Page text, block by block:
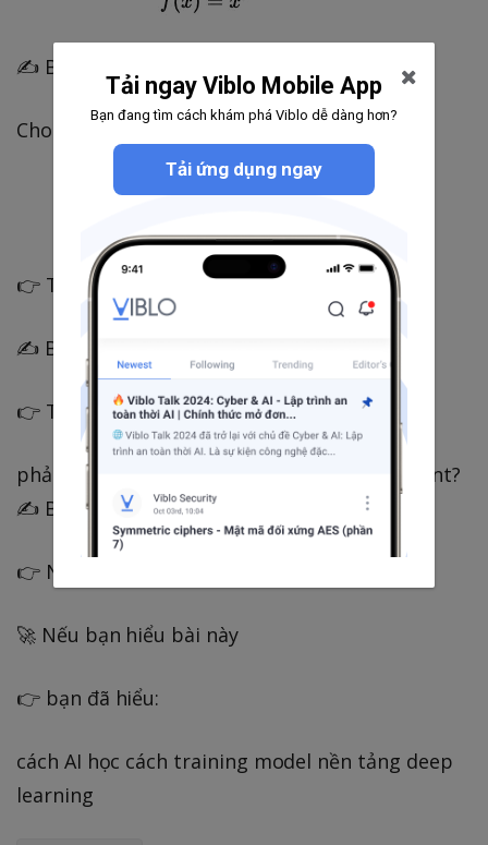
✍️ Bài 2 (gradient)
Cho:
👉 Tính gradient
✍️ Bài 3 (tư duy)
👉 Tại sao:
phải đi theo -gradient mà không phải gradient?
✍️ Bài 4 (level AI)
👉 Nếu learning rate quá lớn thì sao?
🚀 Nếu bạn hiểu bài này
👉 bạn đã hiểu:
cách AI học cách training model nền tảng deep
learning
Tải ngay Viblo Mobile App
Bạn đang tìm cách khám phá Viblo dễ dàng hơn?
Tải ứng dụng ngay